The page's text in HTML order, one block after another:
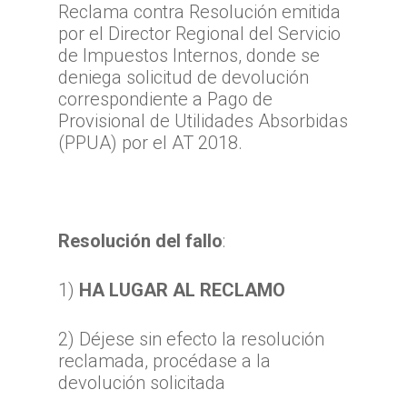
Reclama contra Resolución emitida
por el Director Regional del Servicio
de Impuestos Internos, donde se
deniega solicitud de devolución
correspondiente a Pago de
Provisional de Utilidades Absorbidas
(PPUA) por el AT 2018.
Resolución del fallo:
1) HA LUGAR AL RECLAMO
2) Déjese sin efecto la resolución
reclamada, procédase a la
devolución solicitada